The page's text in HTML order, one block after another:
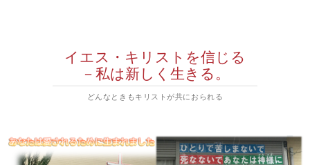
イエス・キリストを信じる
－私は新しく生きる。
どんなときもキリストが共におられる